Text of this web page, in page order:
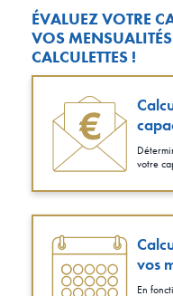
ÉVALUEZ VOTRE
VOS
CALCULETTES !
votre
vos
En